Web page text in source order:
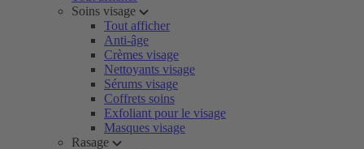
Soins visage
Tout afficher
Anti-âge
Crèmes visage
Nettoyants visage
Sérums visage
Coffrets soins
Exfoliant pour le visage
Masques visage
Rasage